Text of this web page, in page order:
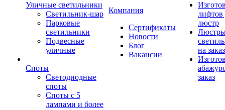
Уличные светильники
Светильник-шар
Парковые
светильники
Подвесные
уличные
Споты
Светодиодные
споты
Споты с 5
лампами и более
Компания
Сертификаты
Новости
Блог
Вакансии
лифтов
люстр
на заказ
заказ